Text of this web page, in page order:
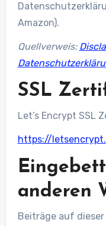
Amazon).
Quellverweis:
SSL
Let’s Encrypt SSL
https://
anderen
Beiträge auf